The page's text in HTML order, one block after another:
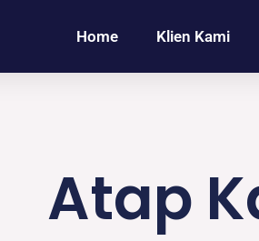
Home Klien Kami
Atap